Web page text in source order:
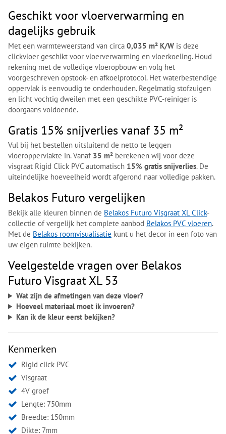
Geschikt voor vloerverwarming en
dagelijks gebruik
Met een warmteweerstand van circa 0,035 m² K/W is deze
clickvloer geschikt voor vloerverwarming en vloerkoeling. Houd
rekening met de volledige vloeropbouw en volg het
voorgeschreven opstook- en afkoelprotocol. Het waterbestendige
oppervlak is eenvoudig te onderhouden. Regelmatig stofzuigen
en licht vochtig dweilen met een geschikte PVC-reiniger is
doorgaans voldoende.
Gratis 15% snijverlies vanaf 35 m²
Vul bij het bestellen uitsluitend de netto te leggen
vloeroppervlakte in. Vanaf 35 m² berekenen wij voor deze
visgraat Rigid Click PVC automatisch 15% gratis snijverlies. De
uiteindelijke hoeveelheid wordt afgerond naar volledige pakken.
Belakos Futuro vergelijken
Bekijk alle kleuren binnen de Belakos Futuro Visgraat XL Click-
collectie of vergelijk het complete aanbod Belakos PVC vloeren.
Met de Belakos roomvisualisatie kunt u het decor in een foto van
uw eigen ruimte bekijken.
Veelgestelde vragen over Belakos
Futuro Visgraat XL 53
Wat zijn de afmetingen van deze vloer?
Hoeveel materiaal moet ik invoeren?
Kan ik de kleur eerst bekijken?
Kenmerken
Rigid click PVC
Visgraat
4V groef
Lengte: 750mm
Breedte: 150mm
Dikte: 7mm